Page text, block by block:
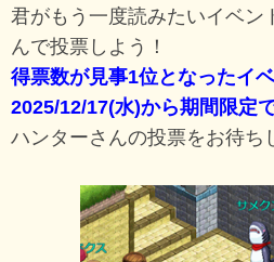
君がもう一度読みたいイベン
んで投票しよう！
得票数が見事1位となったイ
2025/12/17(水)から期間限定
ハンターさんの投票をお待ち